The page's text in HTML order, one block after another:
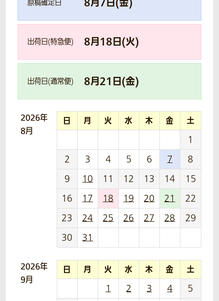
原稿確定日
出荷日(特急便) 8月18日(火)
出荷日(通常便) 8月21 日(金)
2026年
8月
日 月 火 水 木 金 土
1
2
3 4 5 6 7
8
9
10 11 12 13 14
15
16
17 18 19 20 21
22
23
24 25 26 27 28
29
30
31
2026年
9月
日 月 火 水 木 金 土
1 2 3 4
5